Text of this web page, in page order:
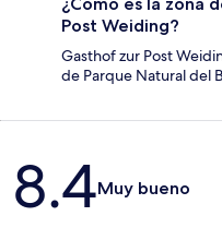
Post Weiding?
Gasthof zur Post
de Parque Natural del
Opiniones
8.4Muy bueno